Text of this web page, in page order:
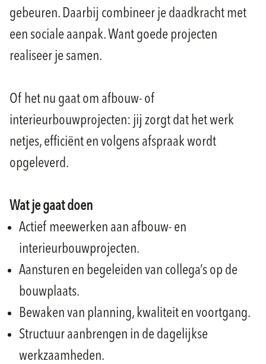
gebeuren. Daarbij combineer je daadkracht met
een sociale aanpak. Want goede projecten
realiseer je samen.
Of het nu gaat om afbouw- of
interieurbouwprojecten: jij zorgt dat het werk
netjes, efficiënt en volgens afspraak wordt
opgeleverd.
Wat je gaat doen
Actief meewerken aan afbouw- en
interieurbouwprojecten.
Aansturen en begeleiden van collega’s op de
bouwplaats.
Bewaken van planning, kwaliteit en voortgang.
Structuur aanbrengen in de dagelijkse
werkzaamheden.